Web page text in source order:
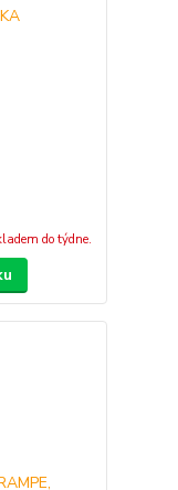
do týdne.